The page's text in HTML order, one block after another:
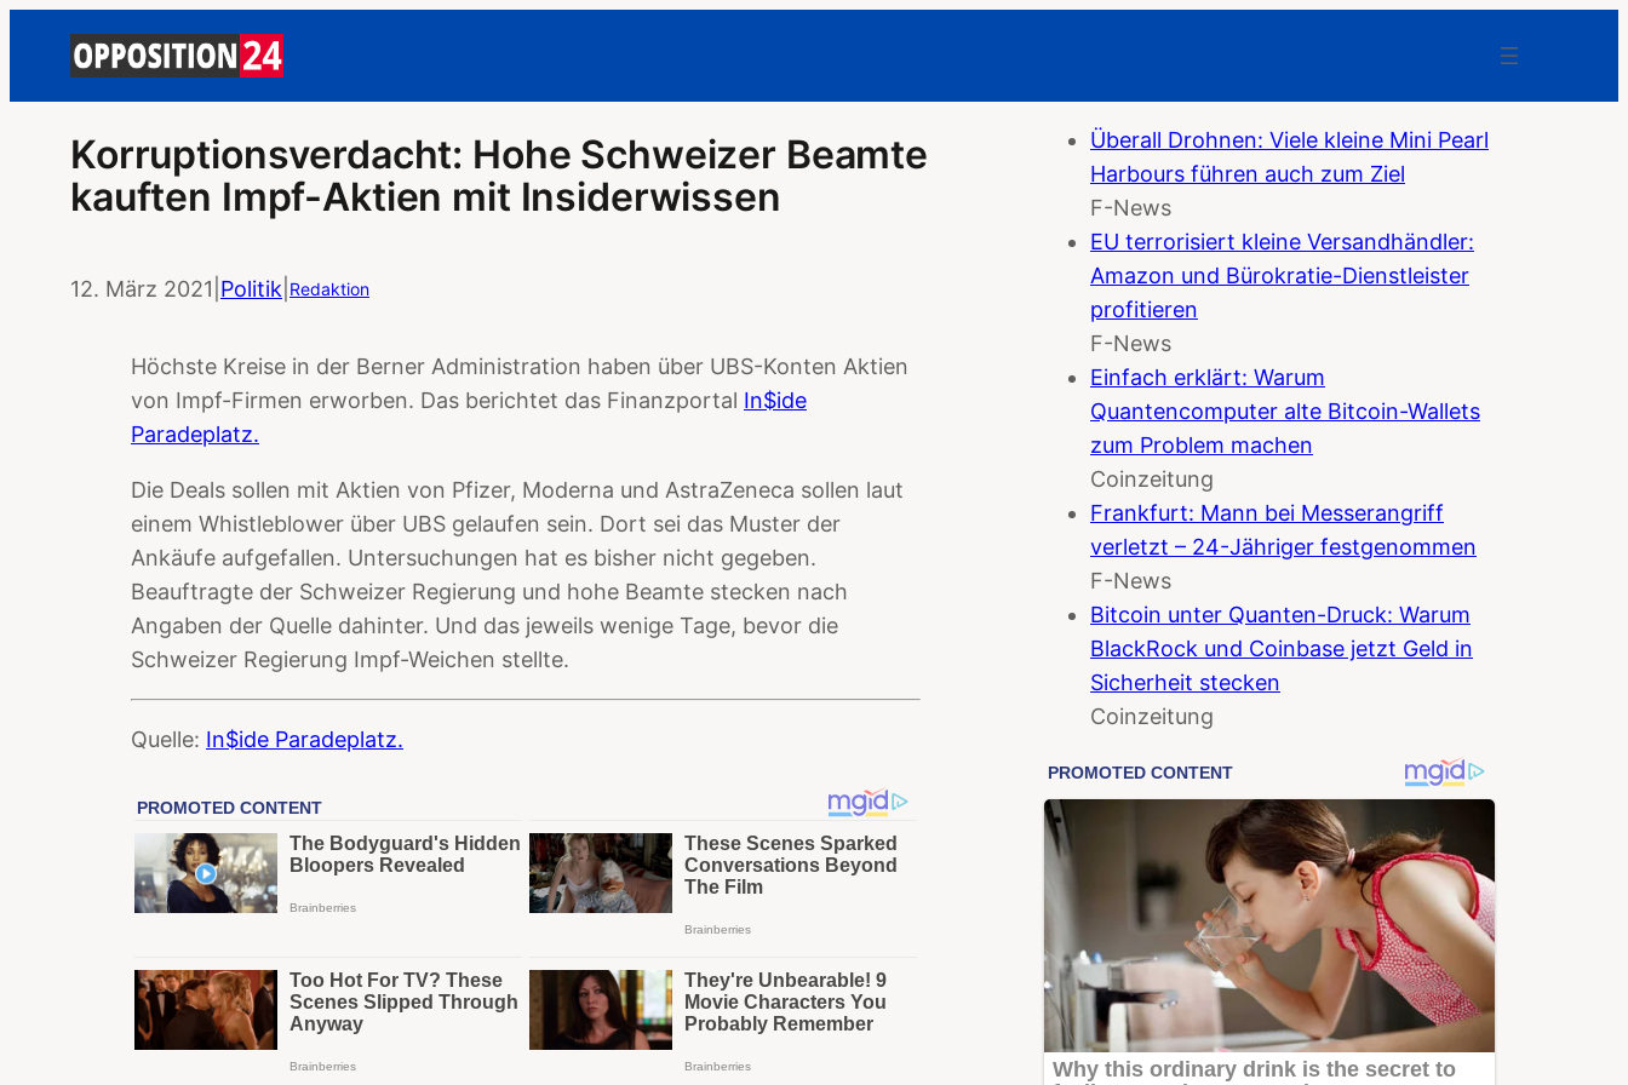
Korruptionsverdacht: Hohe Schweizer Beamte
kauften Impf-Aktien mit Insiderwissen
12. März 2021 Politik Redaktion
Höchste Kreise in der Berner Administration haben über UBS-Konten Aktien
von Impf-Firmen erworben. Das berichtet das Finanzportal In$ide
Paradeplatz.
Die Deals sollen mit Aktien von Pfizer, Moderna und AstraZeneca sollen laut
einem Whistleblower über UBS gelaufen sein. Dort sei das Muster der
Ankäufe aufgefallen. Untersuchungen hat es bisher nicht gegeben.
Beauftragte der Schweizer Regierung und hohe Beamte stecken nach
Angaben der Quelle dahinter. Und das jeweils wenige Tage, bevor die
Schweizer Regierung Impf-Weichen stellte.
Quelle: In$ide Paradeplatz.
Überall Drohnen: Viele kleine Mini Pearl
Harbours führen auch zum Ziel
F-News
EU terrorisiert kleine Versandhändler:
Amazon und Bürokratie-Dienstleister
profitieren
F-News
Einfach erklärt: Warum
Quantencomputer alte Bitcoin-Wallets
zum Problem machen
Coinzeitung
Frankfurt: Mann bei Messerangriff
verletzt – 24-Jähriger festgenommen
F-News
Bitcoin unter Quanten-Druck: Warum
BlackRock und Coinbase jetzt Geld in
Sicherheit stecken
Coinzeitung